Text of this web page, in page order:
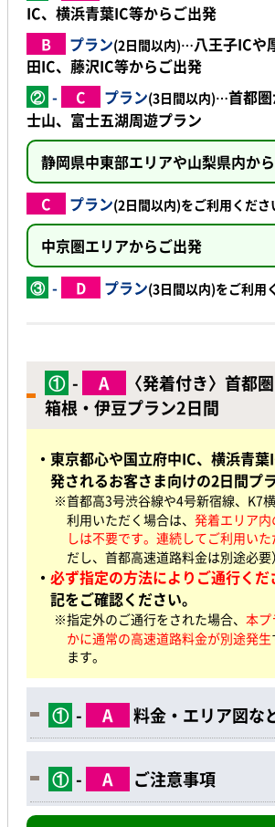
IC、 横浜青葉IC等からご出発
B
プラン(2日間以内)…八王子ICや
田IC、 藤沢IC等からご出発
② - C プラン(3日間以内)…首都
士山、富士五湖周遊プラン
静岡県中東部エリアや山梨県内か
C
プラン(2日間以内)をご利用くださ
中京圏エリアからご出発
③ - D プラン(3日間以内)をご利用
① - A 〈発着付き〉首都圏
箱根・伊豆プラン2日間
・東京都心や国立府中IC、横浜青
発されるお客さま向けの2日間プ
※首都高3号渋谷線や4号新宿線、K7
利用いただく場合は、 発着エリア
しは不要です。連続してご利用い
だし、首都高速道路料金は別途必要
・ 必ず指定の方法によりご通行くだ
記をご確認ください。
※指定外のご通行をされた場合、 本プ
かに通常の高速道路料金が別途発生
ます。
① - A 料金・エリア図な
① - A ご注意事項